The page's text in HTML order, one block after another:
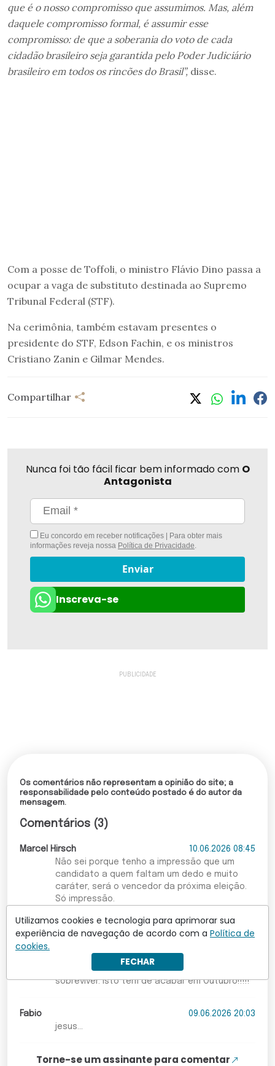
que é o nosso compromisso que assumimos. Mas, além
daquele compromisso formal, é assumir esse
compromisso: de que a soberania do voto de cada
cidadão brasileiro seja garantida pelo Poder Judiciário
brasileiro em todos os rincões do Brasil”, disse.
Com a posse de Toffoli, o ministro Flávio Dino passa a
ocupar a vaga de substituto destinada ao Supremo
Tribunal Federal (STF).
Na cerimônia, também estavam presentes o
presidente do STF, Edson Fachin, e os ministros
Cristiano Zanin e Gilmar Mendes.
Compartilhar
Nunca foi tão fácil ficar bem informado com O
Antagonista
Eu concordo em receber notificações | Para obter mais
informações reveja nossa Política de Privacidade.
Enviar
Inscreva-se
Os comentários não representam a opinião do site; a
responsabilidade pelo conteúdo postado é do autor da
mensagem.
Comentários (3)
Marcel Hirsch
10.06.2026 08:45
Não sei porque tenho a impressão que um
candidato a quem faltam um dedo e muito
caráter, será o vencedor da próxima eleição.
Só impressão.
09.06.2026 20:47
brasileiro, q passa a vida trabalhando,
trabalhando, trabalhando... somente pra
sobreviver. Isto tem de acabar em Outubro!!!!!
Fabio
09.06.2026 20:03
jesus...
Torne-se um assinante para comentar
Utilizamos cookies e tecnologia para aprimorar sua
experiência de navegação de acordo com a Política de
cookies.
FECHAR